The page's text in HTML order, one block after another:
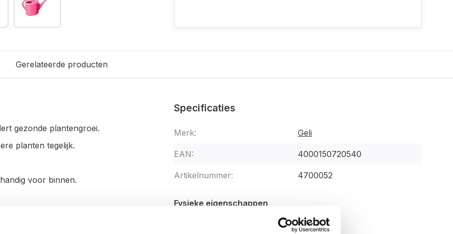
Gerelateerde producten
gezonde plantengroei.
planten tegelijk.
voor binnen.
Specificaties
Merk: Geli
EAN: 4000150720540
Artikelnummer: 4700052
Fysieke eigenschappen
43 cm